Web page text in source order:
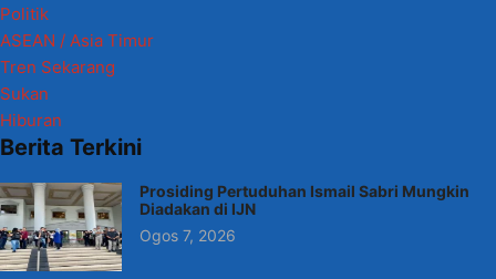
Politik
ASEAN / Asia Timur
Tren Sekarang
Sukan
Hiburan
Berita Terkini
Prosiding Pertuduhan Ismail Sabri Mungkin
Diadakan di IJN
Ogos 7, 2026